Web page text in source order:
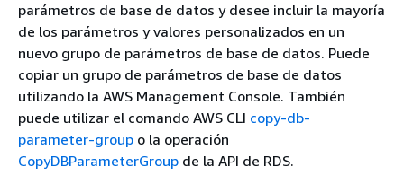
parámetros de base de datos y desee incluir la mayoría
de los parámetros y valores personalizados en un
nuevo grupo de parámetros de base de datos. Puede
copiar un grupo de parámetros de base de datos
utilizando la AWS Management Console. También
puede utilizar el comando AWS CLI copy-db-
parameter-group o la operación
CopyDBParameterGroup de la API de RDS.